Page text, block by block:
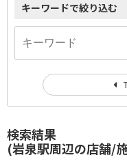
検索結果
(岩泉駅周辺の店舗/施
キーワードで絞り込む